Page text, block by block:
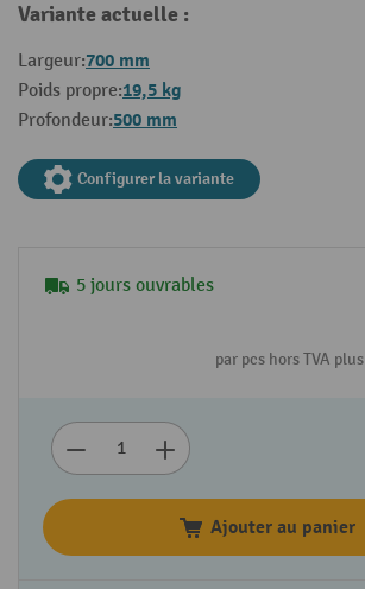
Variante actuelle :
Largeur:700 mm
Poids propre:19,5 kg
Profondeur:500 mm
Configurer la variante
5 jours ouvrables
par pcs hors TVA plus
Ajouter au panier